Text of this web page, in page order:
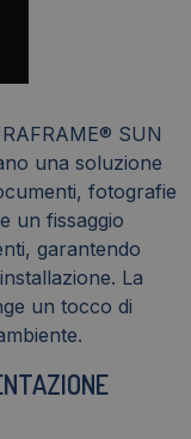
SUN
una soluzione
fotografie
un fissaggio
garantendo
La
un tocco di